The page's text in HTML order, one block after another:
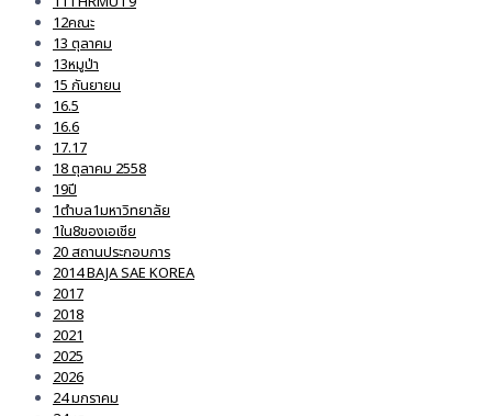
12คณะ
13 ตุลาคม
13หมูป่า
15 กันยายน
16.5
16.6
17.17
18 ตุลาคม 2558
19ปี
1ตำบล1มหาวิทยาลัย
1ใน8ของเอเชีย
20 สถานประกอบการ
2014 BAJA SAE KOREA
2017
2018
2021
2025
2026
24 มกราคม